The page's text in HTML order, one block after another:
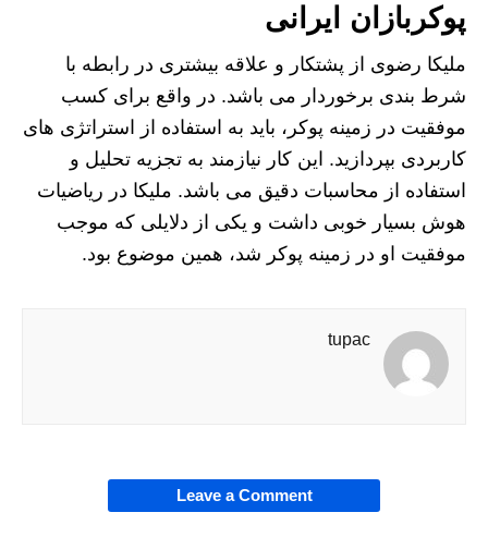
پوکربازان ایرانی
ملیکا رضوی از پشتکار و علاقه بیشتری در رابطه با
شرط بندی برخوردار می باشد. در واقع برای کسب
موفقیت در زمینه پوکر، باید به استفاده از استراتژی های
کاربردی بپردازید. این کار نیازمند به تجزیه تحلیل و
استفاده از محاسبات دقیق می باشد. ملیکا در ریاضیات
هوش بسیار خوبی داشت و یکی از دلایلی که موجب
موفقیت او در زمینه پوکر شد، همین موضوع بود.
tupac
Leave a Comment